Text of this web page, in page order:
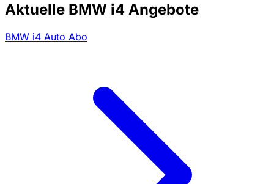
Aktuelle BMW i4 Angebote
BMW i4 Auto Abo